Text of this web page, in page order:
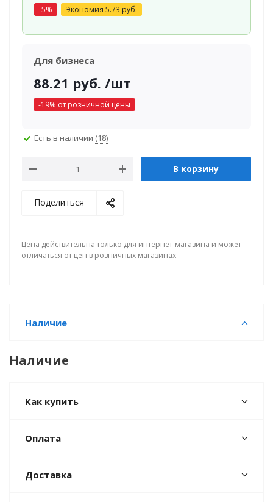
-5% Экономия 5.73 руб.
Для бизнеса
88.21 руб. /шт
-19% от розничной цены
Есть в наличии (18)
В корзину
Поделиться
Цена действительна только для интернет-магазина и может
отличаться от цен в розничных магазинах
Наличие
Наличие
Как купить
Оплата
Доставка